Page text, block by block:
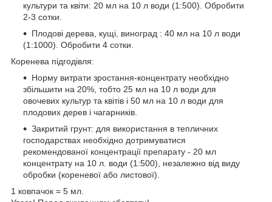
культури та квіти: 20 мл на 10 л води (1:500). Обробити
2-3 сотки.
Плодові дерева, кущі, виноград : 40 мл на 10 л води
(1:1000). Обробити 4 сотки.
Коренева підгодівля:
Норму витрати зростання-концентрату необхідно
збільшити на 20%, тобто 25 мл на 10 л води для
овочевих культур та квітів і 50 мл на 10 л води для
плодових дерев і чагарників.
Закритий грунт: для використання в тепличних
господарствах необхідно дотримуватися
рекомендованої концентрації препарату - 20 мл
концентрату на 10 л. води (1:500), незалежно від виду
обробки (кореневої або листової).
1 ковпачок = 5 мл.